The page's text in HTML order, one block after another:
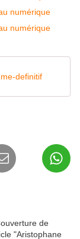
definitif